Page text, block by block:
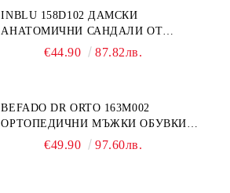
INBLU 158D102 ДАМСКИ
АНАТОМИЧНИ САНДАЛИ ОТ
ЕСТЕСТВЕНА КОЖА, БЕЖОВИ
€44.90 87.82лв.
BEFADO DR ORTO 163M002
ОРТОПЕДИЧНИ МЪЖКИ ОБУВКИ
ЗА ГИПСИРАН ИЛИ СВРЪХ
€49.90 97.60лв.